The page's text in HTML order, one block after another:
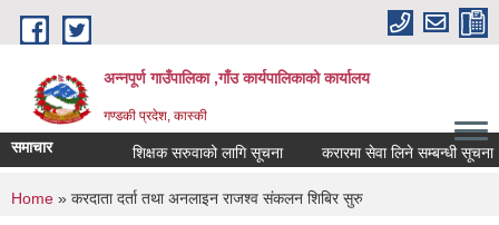
Skip to main content
अन्नपूर्ण गाउँपालिका ,गाँउ कार्यपालिकाको कार्यालय
गण्डकी प्रदेश, कास्की
समाचार शिक्षक सरुवाको लागि सूचना करारमा सेवा लिने सम्बन्धी सूचना ।
You are here
Home » करदाता दर्ता तथा अनलाइन राजश्व संकलन शिबिर सुरु